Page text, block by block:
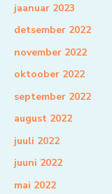
jaanuar 2023
detsember 2022
november 2022
oktoober 2022
september 2022
august 2022
juuli 2022
juuni 2022
mai 2022